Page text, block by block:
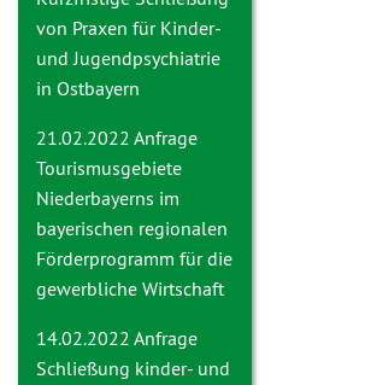
von Praxen für Kinder-
und Jugendpsychiatrie
in Ostbayern
21.02.2022 Anfrage
Tourismusgebiete
Niederbayerns im
bayerischen regionalen
Förderprogramm für die
gewerbliche Wirtschaft
14.02.2022 Anfrage
Schließung kinder- und